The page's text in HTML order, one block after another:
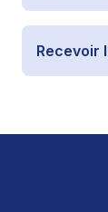
Recevoir